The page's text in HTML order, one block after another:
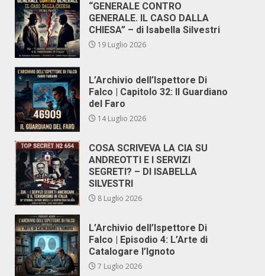
“GENERALE CONTRO
GENERALE. IL CASO DALLA
CHIESA” – di Isabella Silvestri
19 Luglio 2026
L’Archivio dell’Ispettore Di
Falco | Capitolo 32: Il Guardiano
del Faro
14 Luglio 2026
COSA SCRIVEVA LA CIA SU
ANDREOTTI E I SERVIZI
SEGRETI? – DI ISABELLA
SILVESTRI
8 Luglio 2026
L’Archivio dell’Ispettore Di
Falco | Episodio 4: L’Arte di
Catalogare l’Ignoto
7 Luglio 2026